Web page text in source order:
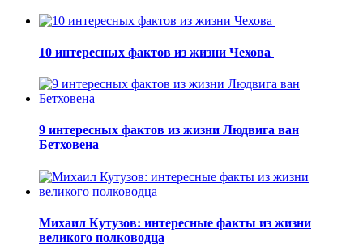
10 интересных фактов из жизни Чехова
9 интересных фактов из жизни Людвига ван
Бетховена
Михаил Кутузов: интересные факты из жизни
великого полководца